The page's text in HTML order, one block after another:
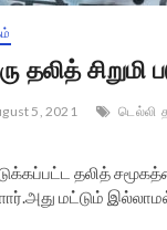
தலித்
5, 2021 டெல்லி
ஒடுக்கப்பட்ட தலித்
மட்டும்